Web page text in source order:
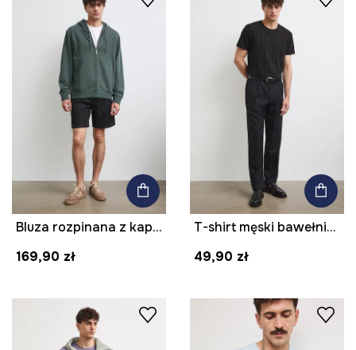
Bluza rozpinana z kapturem męska z bawełną gładka
169,90 zł
T-shirt męski bawełniany z elastanem
49,90 zł